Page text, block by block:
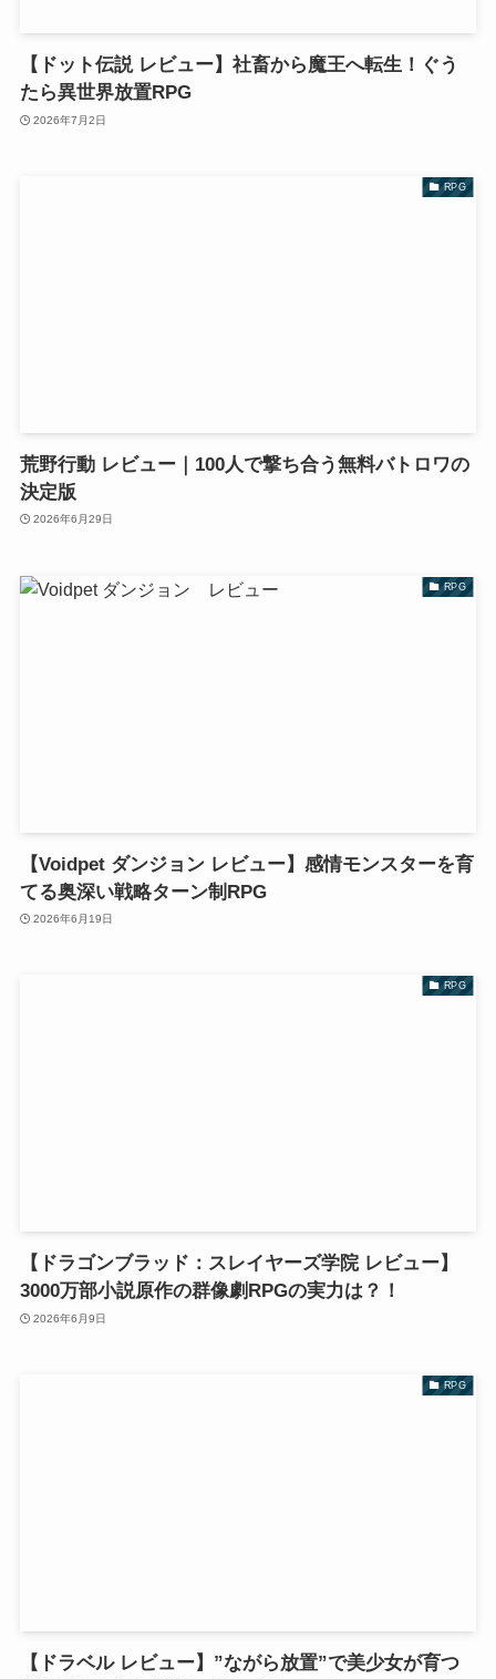
【ドット伝説 レビュー】社畜から魔王へ転生！ぐう
たら異世界放置RPG
2026年7月2日
RPG
荒野行動 レビュー｜100人で撃ち合う無料バトロワの
決定版
2026年6月29日
RPG
【Voidpet ダンジョン レビュー】感情モンスターを育
てる奥深い戦略ターン制RPG
2026年6月19日
RPG
【ドラゴンブラッド：スレイヤーズ学院 レビュー】
3000万部小説原作の群像劇RPGの実力は？！
2026年6月9日
RPG
【ドラベル レビュー】”ながら放置”で美少女が育つ